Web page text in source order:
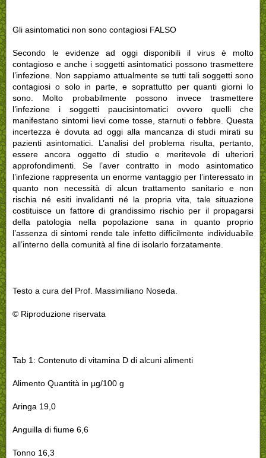
Gli asintomatici non sono contagiosi FALSO
Secondo le evidenze ad oggi disponibili il virus è molto
contagioso e anche i soggetti asintomatici possono trasmettere
l’infezione. Non sappiamo attualmente se tutti tali soggetti sono
contagiosi o solo in parte, e soprattutto per quanti giorni lo
sono. Molto probabilmente possono invece trasmettere
l’infezione i soggetti paucisintomatici ovvero quelli che
manifestano sintomi lievi come tosse, starnuti o febbre. Questa
incertezza è dovuta ad oggi alla mancanza di studi mirati su
pazienti asintomatici. L’analisi del problema risulta, pertanto,
essere ancora oggetto di studio e meritevole di ulteriori
approfondimenti. Se l’aver contratto in modo asintomatico
l’infezione rappresenta un enorme vantaggio per l’interessato in
quanto non necessità di alcun trattamento sanitario e non
rischia né esiti invalidanti né la propria vita, tale situazione
costituisce un fattore di grandissimo rischio per il propagarsi
della patologia nella popolazione sana in quanto proprio
l’assenza di sintomi rende tale infetto difficilmente individuabile
all’interno della comunità al fine di isolarlo forzatamente.
Testo a cura del Prof. Massimiliano Noseda.
© Riproduzione riservata
Tab 1: Contenuto di vitamina D di alcuni alimenti
Alimento Quantità in µg/100 g
Aringa 19,0
Anguilla di fiume 6,6
Tonno 16,3